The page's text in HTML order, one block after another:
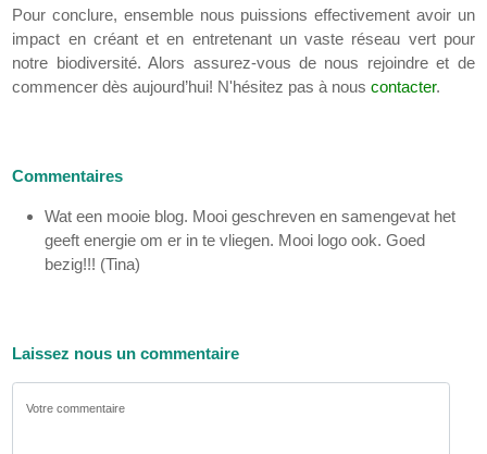
Pour conclure, ensemble nous puissions effectivement avoir un
impact en créant et en entretenant un vaste réseau vert pour
notre biodiversité. Alors assurez-vous de nous rejoindre et de
commencer dès aujourd’hui! N'hésitez pas à nouscontacter.
Commentaires
Wat een mooie blog. Mooi geschreven en samengevat het
geeft energie om er in te vliegen. Mooi logo ook. Goed
bezig!!! (Tina)
Laissez nous un commentaire
Votre commentaire